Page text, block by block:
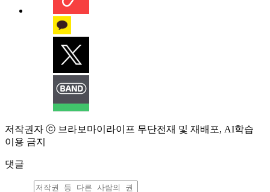
저작권자 ⓒ 브라보마이라이프 무단전재 및 재배포, AI학습
이용 금지
댓글